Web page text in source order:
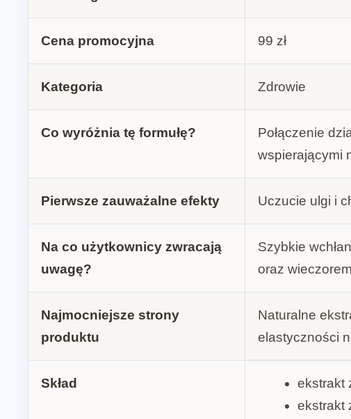
Cena promocyjna 99 zł
Kategoria Zdrowie
Co wyróżnia tę formułę?
Połączenie
wspierającymi
Pierwsze zauważalne efekty Uczucie ulgi i
Na co użytkownicy zwracają
uwagę?
Szybkie
oraz wieczorem
Najmocniejsze strony
produktu
Naturalne
elastyczności
Skład
ekstrakt
ekstrakt